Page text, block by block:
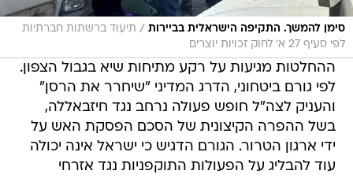
סימן להמשך. התקיפה הישראלית בביירות / תיעוד ברשתות חברתיות
לפי סעיף 27 א' לחוק זכויות יוצרים
ההחלטות מגיעות על רקע מתיחות שיא בגבול הצפון.
לפי גורם ביטחוני, הדרג המדיני "שיחרר את הרסן"
והעניק לצה"ל חופש פעולה נרחב נגד חיזבאללה,
בשל ההפרה הקיצונית של הסכם הפסקת האש על
ידי ארגון הטרור. הגורם הדגיש כי ישראל אינה יכולה
עוד להבליג על הפעולות התוקפניות נגד אזרחי